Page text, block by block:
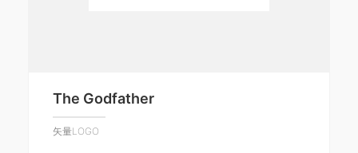
The Godfather
矢量LOGO